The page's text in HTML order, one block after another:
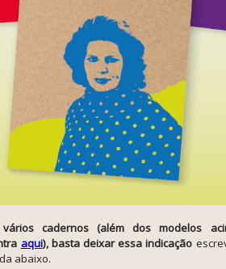
cadernos (além dos modelos
aqui), basta deixar essa indicação
abaixo.